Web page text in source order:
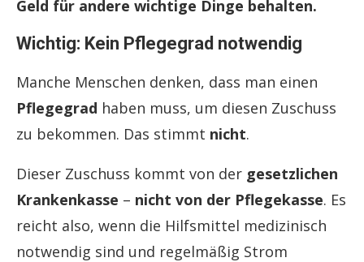
Geld für andere wichtige Dinge behalten.
Wichtig: Kein Pflegegrad notwendig
Manche Menschen denken, dass man einen
Pflegegrad haben muss, um diesen Zuschuss
zu bekommen. Das stimmt nicht.
Dieser Zuschuss kommt von der gesetzlichen
Krankenkasse – nicht von der Pflegekasse. Es
reicht also, wenn die Hilfsmittel medizinisch
notwendig sind und regelmäßig Strom